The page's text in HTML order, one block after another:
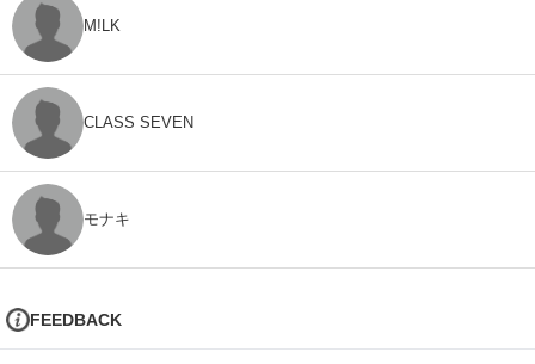
M!LK
CLASS SEVEN
モナキ
FEEDBACK